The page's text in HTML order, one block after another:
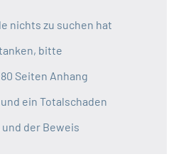
nichts zu suchen hat
bitte
Seiten Anhang
ein Totalschaden
der Beweis